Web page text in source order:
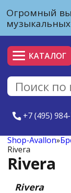
Огромный
КАТАЛОГ
+7 (495)
Shop-Avallon»
Rivera
Rivera
Rivera